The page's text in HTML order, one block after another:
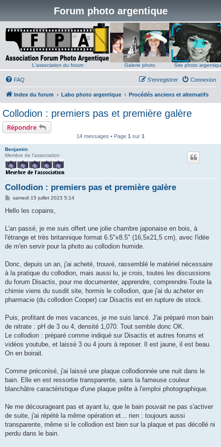
Forum photo argentique
L'association du forum Galerie photo Site photo
FAQ Connexion
S’enregistrer
Index du forum Labo photo argentique Procédés anciens et alternatifs
Collodion : premiers pas et première galère
Répondre
14 messages • Page 1 sur 1
Benjamin
Membre de l'association
Collodion : premiers pas et première galère
M
s
g
samedi 15 juillet 2023 5:14
Hello les copains,
L'an passé, je me suis offert une jolie chambre japonaise en bois, à
l'étrange et très britannique format 6.5"x8.5" (16,5x21,5 cm), avec l'idée
de m'en servir pour la photo au collodion humide.
Donc, depuis un an, j'ai acheté, trouvé, rassemblé le matériel nécessaire
à la pratique du collodion, mais aussi lu, je crois, toutes les discussions
du forum Disactis, pour me documenter, apprendre, comprendre.Toute la
chimie viens du susdit site, hormis le collodion, que j'ai du acheter en
pharmacie (du collodion Cooper) car Disactis est en rupture de stock.
Puis, profitant de mes vacances, je me suis lancé. J'ai préparé mon bain
de nitrate : pH de 3 ou 4, densité 1,070. Tout semble donc OK.
Le collodion : préparé comme indiqué sur Disactis et autres forums et
vidéos youtube, et laissé 3 ou 4 jours à reposer. Il est jaune, il est beau.
On en boirait.
Comme préconisé, j'ai laissé une plaque collodionnée une nuit dans le
bain. Elle en est ressortie transparente, sans la fameuse couleur
blanchâtre caractéristique d'une plaque prête à l'emploi photographique.
Ne me décourageant pas et ayant lu, que le bain pouvait ne pas s'activer
de suite, j'ai répété la même opération et... rien : toujours aussi
transparente, même si le collodion est bien sur la plaque et pas décollé ni
perdu dans le bain.